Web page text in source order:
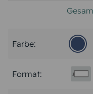
Farbe:
Format: